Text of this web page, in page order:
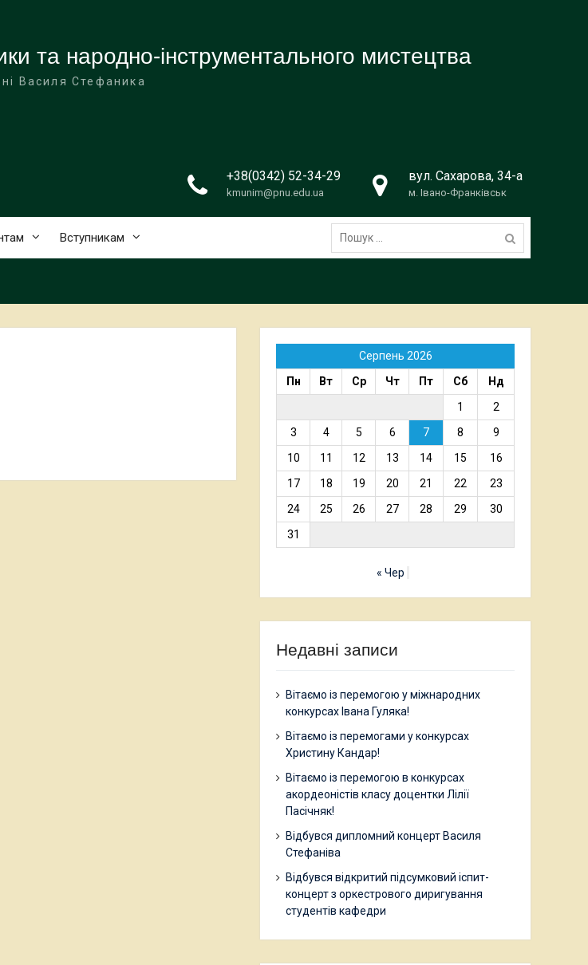
та народно-інструментального мистецтва
Василя Стефаника
+38(0342) 52-34-29
kmunim@pnu.edu.ua
вул. Сахарова, 34-а
м. Івано-Франківськ
Вступникам
Пошук:
Серпень 2026
Пн
Вт Ср Чт Пт Сб
Нд
1
2
3
4 5 6 7 8
9
10
11 12 13 14 15
16
17
18 19 20 21 22
23
24
25 26 27 28 29
30
31
« Чер
Недавні записи
Вітаємо із перемогою у міжнародних
конкурсах Івана Гуляка!
Вітаємо із перемогами у конкурсах
Христину Кандар!
Вітаємо із перемогою в конкурсах
акордеоністів класу доцентки Лілії
Пасічняк!
Відбувся дипломний концерт Василя
Стефаніва
Відбувся відкритий підсумковий іспит-
концерт з оркестрового диригування
студентів кафедри